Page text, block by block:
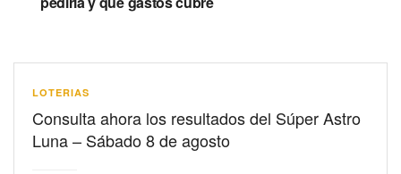
LOTERIAS
Consulta ahora los resultados del Súper Astro
Luna – Sábado 8 de agosto